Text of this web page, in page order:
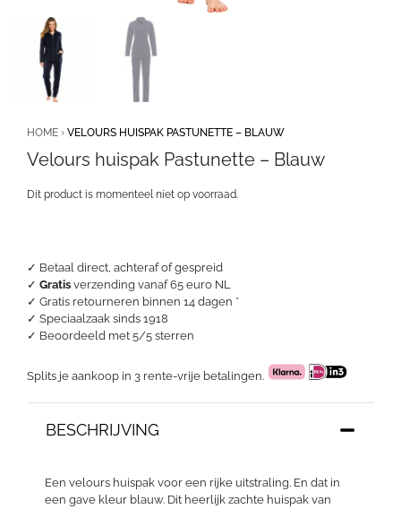
✓ Betaal direct, achteraf of gespreid
✓ Gratis verzending vanaf 65 euro NL
✓ Gratis retourneren binnen 14 dagen *
✓ Speciaalzaak sinds 1918
✓ Beoordeeld met 5/5 sterren
Splits je aankoop in 3 rente-vrije betalingen.
HOME › VELOURS HUISPAK PASTUNETTE – BLAUW
Velours huispak Pastunette – Blauw
BESCHRIJVING
Een velours huispak voor een rijke uitstraling. En dat in
een gave kleur blauw. Dit heerlijk zachte huispak van
Dit product is momenteel niet op voorraad.